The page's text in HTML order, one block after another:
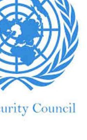
Reconsider Tamil